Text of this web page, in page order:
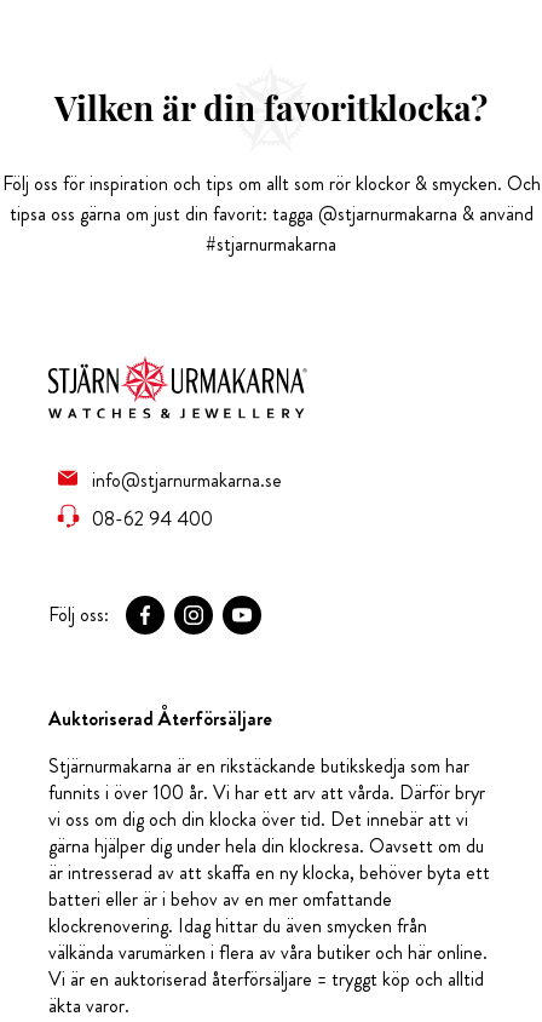
Vilken är din favoritklocka?
Följ oss för inspiration och tips om allt som rör klockor & smycken. Och
tipsa oss gärna om just din favorit: tagga @stjarnurmakarna & använd
#stjarnurmakarna
info@stjarnurmakarna.se
08-62 94 400
Följ oss:
Auktoriserad Återförsäljare
Stjärnurmakarna är en rikstäckande butikskedja som har
funnits i över 100 år. Vi har ett arv att vårda. Därför bryr
vi oss om dig och din klocka över tid. Det innebär att vi
gärna hjälper dig under hela din klockresa. Oavsett om du
är intresserad av att skaffa en ny klocka, behöver byta ett
batteri eller är i behov av en mer omfattande
klockrenovering. Idag hittar du även smycken från
välkända varumärken i flera av våra butiker och här online.
Vi är en auktoriserad återförsäljare = tryggt köp och alltid
äkta varor.